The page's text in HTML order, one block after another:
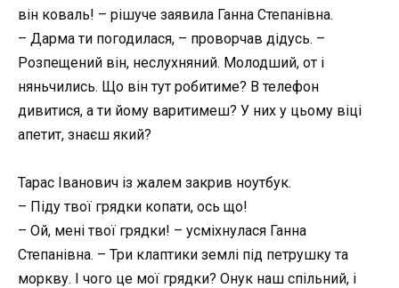
він коваль! – рішуче заявила Ганна Степанівна.
– Дарма ти погодилася, – проворчав дідусь. –
Розпещений він, неслухняний. Молодший, от і
няньчились. Що він тут робитиме? В телефон
дивитися, а ти йому варитимеш? У них у цьому віці
апетит, знаєш який?
Тарас Іванович із жалем закрив ноутбук.
– Піду твої грядки копати, ось що!
– Ой, мені твої грядки! – усміхнулася Ганна
Степанівна. – Три клаптики землі під петрушку та
моркву. І чого це мої грядки? Онук наш спільний, і